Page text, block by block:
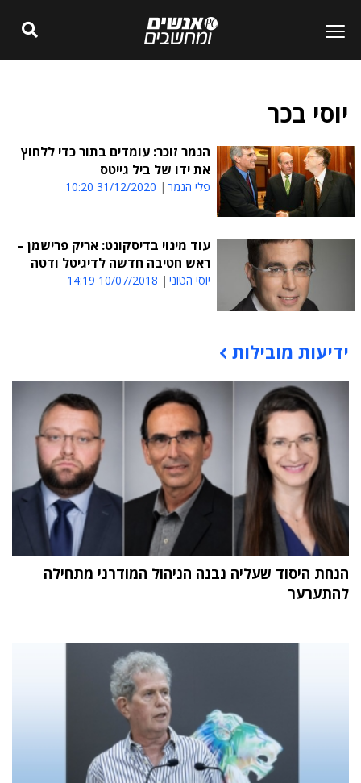
יוסי בכר
הנמר זוכר: עומדים בתור כדי ללחוץ
את ידו של ביל גייטס
פלי הנמר 31/12/2020 10:20
עוד מינוי בדיסקונט: אריק פרישמן –
ראש חטיבה חדשה לדיגיטל ודטה
יוסי הטוני 10/07/2018 14:19
תוכן פרסומי
ידיעות מובילות
הנחת היסוד שעליה נבנה הניהול המודרני מתחילה
להתערער